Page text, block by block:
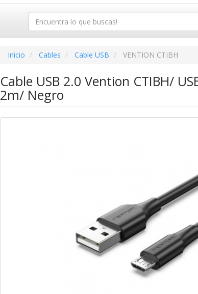
Inicio Cables Cable USB VENTION CTIBH
Cable USB 2.0 Vention CTIBH/
2m/ Negro